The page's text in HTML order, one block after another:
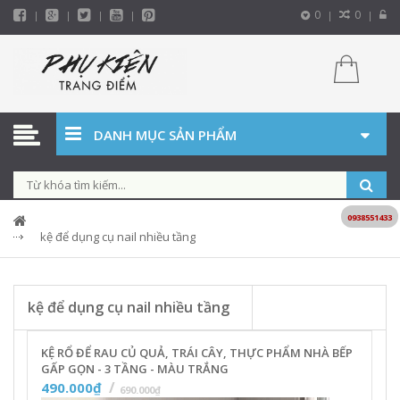
0 0
DANH MỤC SẢN PHẨM
kệ để dụng cụ nail nhiều tầng
kệ để dụng cụ nail nhiều tầng
KỆ RỔ ĐỂ RAU CỦ QUẢ, TRÁI CÂY, THỰC PHẨM NHÀ BẾP
GẤP GỌN - 3 TẦNG - MÀU TRẮNG
490.000₫ 690.000₫
0938551433